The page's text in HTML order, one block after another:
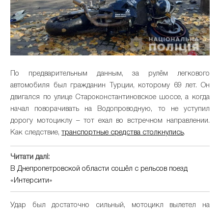
По предварительным данным, за рулём легкового
автомобиля был гражданин Турции, которому 69 лет. Он
двигался по улице Староконстантиновское шоссе, а когда
начал поворачивать на Водопроводную, то не уступил
дорогу мотоциклу – тот ехал во встречном направлении.
Как следствие,транспортные средства столкнулись.
Читати далі:
В Днепропетровской области сошёл с рельсов поезд
«Интерсити»
Удар был достаточно сильный, мотоцикл вылетел на